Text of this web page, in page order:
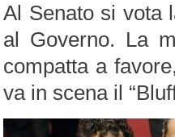
Al Senato si vota
al Governo. La
compatta a
va in scena il